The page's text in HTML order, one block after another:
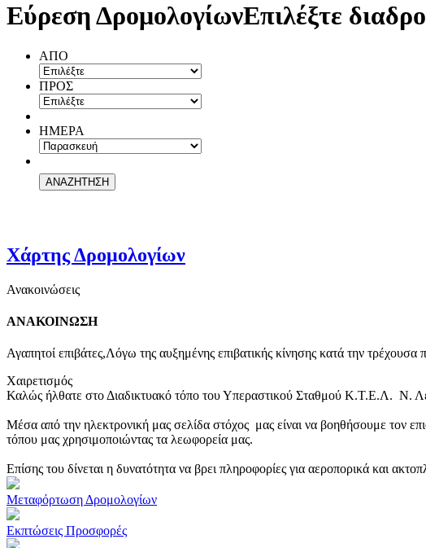
Εύρεση ΔρομολογίωνΕπιλέξτε
ΑΠΟ
ΠΡΟΣ
ΗΜΕΡΑ
Χάρτης Δρομολογίων
Ανακοινώσεις
ΑΝΑΚΟΙΝΩΣΗ
Αγαπητοί επιβάτες,Λόγω της αυξημένης επιβατικής κίνησης κατά την
Χαιρετισμός
Καλώς ήλθατε στο Διαδικτυακό τόπο του Υπεραστικού Σταθμού Κ.Τ.Ε.Λ. Ν.
Μέσα από την ηλεκτρονική μας σελίδα στόχος μας είναι να βοηθήσουμε τον
τόπου μας χρησιμοποιώντας τα λεωφορεία μας.
Επίσης του δίνεται η δυνατότητα να βρει πληροφορίες για αεροπορικά και
Μεταφόρτωση Δρομολογίων
Εκπτώσεις Προσφορές